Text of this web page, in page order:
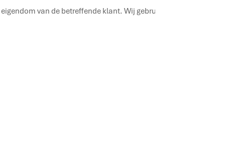
van de betreffende klant. Wij gebruiken deze gegevens